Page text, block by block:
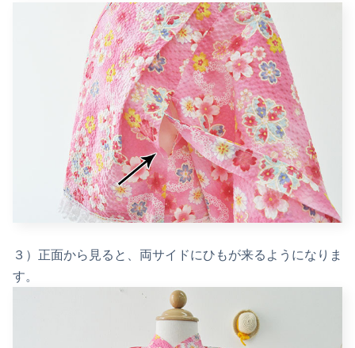
３）正面から見ると、両サイドにひもが来るようになりま
す。